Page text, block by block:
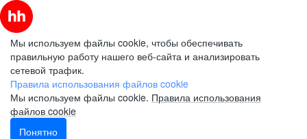
Мы используем файлы cookie, чтобы обеспечивать
правильную работу нашего веб-сайта и анализировать
сетевой трафик.
Правила использования файлов cookie
Мы используем файлы cookie. Правила использования
файлов cookie
Понятно